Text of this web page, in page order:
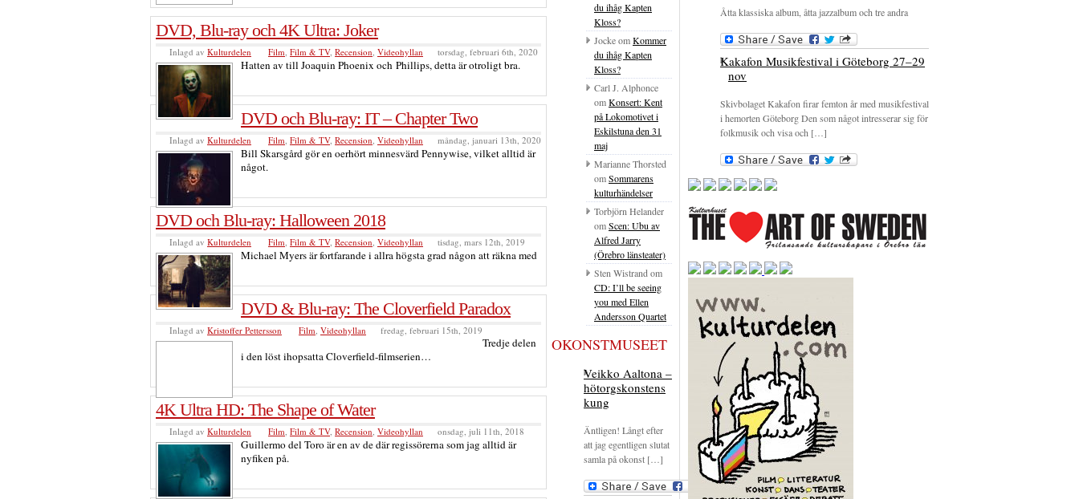
DVD, Blu-ray och 4K Ultra: Joker
Inlagd av Kulturdelen Film Film & TV, Recension Videohyllan torsdag, februari 6th, 2020
Hatten av till Joaquin Phoenix och Phillips, detta är otroligt bra.
DVD och Blu-ray: IT – Chapter Two
Inlagd av Kulturdelen Film Film & TV, Recension Videohyllan måndag, januari 13th, 2020
Bill Skarsgård gör en oerhört minnesvärd Pennywise, vilket alltid är
något.
DVD och Blu-ray: Halloween 2018
Inlagd av Kulturdelen Film, Film & TV, Recension, Videohyllan tisdag, mars 12th, 2019
Michael Myers är fortfarande i allra högsta grad någon att räkna med
DVD & Blu-ray: The Cloverfield Paradox
Inlagd av Kristoffer Pettersson Film, Videohyllan fredag, februari 15th, 2019
Tredje delen
i den löst ihopsatta Cloverfield-filmserien…
4K Ultra HD: The Shape of Water
Inlagd av Kulturdelen Film Film & TV, Recension Videohyllan onsdag, juli 11th, 2018
Guillermo del Toro är en av de där regissörerna som jag alltid är
nyfiken på.
du ihåg Kapten
Kloss?
JockeomKommer
du ihåg Kapten
Kloss?
Carl J. Alphonce
omKonsert: Kent
på Lokomotivet i
Eskilstuna den 31
maj
Marianne Thorsted
omSommarens
kulturhändelser
Torbjörn Helander
omScen: Ubu av
Alfred Jarry
(Örebro länsteater)
Sten Wistrand om
CD: I’ll be seeing
you med Ellen
Andersson Quartet
OKONSTMUSEET
Veikko Aaltona –
hötorgskonstens
kung
Äntligen! Långt efter
att jag egentligen slutat
samla på okonst […]
Åtta klassiska album, åtta jazzalbum och tre andra
Kakafon Musikfestival i Göteborg 27–29
nov
Skivbolaget Kakafon firar femton år med musikfestival
i hemorten Göteborg Den som något intresserar sig för
folkmusik och visa och […]